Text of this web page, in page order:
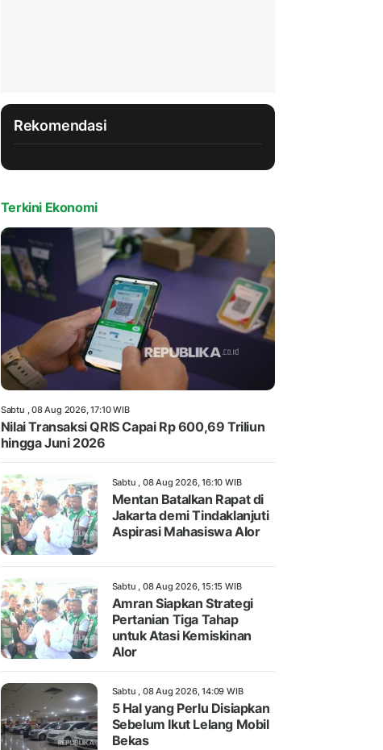
Rekomendasi
Terkini Ekonomi
Sabtu , 08 Aug 2026, 17:10 WIB
Nilai Transaksi QRIS Capai Rp 600,69 Triliun
hingga Juni 2026
Sabtu , 08 Aug 2026, 16:10 WIB
Mentan Batalkan Rapat di
Jakarta demi Tindaklanjuti
Aspirasi Mahasiswa Alor
Sabtu , 08 Aug 2026, 15:15 WIB
Amran Siapkan Strategi
Pertanian Tiga Tahap
untuk Atasi Kemiskinan
Alor
Sabtu , 08 Aug 2026, 14:09 WIB
5 Hal yang Perlu Disiapkan
Sebelum Ikut Lelang Mobil
Bekas